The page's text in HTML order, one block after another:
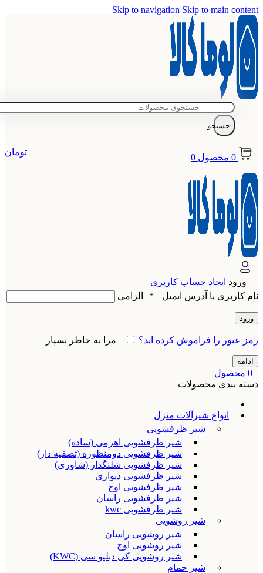
Skip to navigation Skip to main content
جستجو
0 محصول 0
تومان
ورود ایجاد حساب کاربری
نام کاربری یا آدرس ایمیل
* الزامی
ورود
رمز عبور را فراموش کرده اید؟ مرا به خاطر بسپار
ادامه
0 محصول
دسته بندی محصولات
انواع شیرآلات منزل
شیر ظرفشویی
شیر ظرفشویی اهرمی (ساده)
شیر ظرفشویی دومنظوره (تصفیه دار)
شیر ظرفشویی شلنگدار (شاوری)
شیر ظرفشویی دیواری
شیر ظرفشویی اوج
شیر ظرفشویی راسان
شیر ظرفشویی kwc
شیر روشویی
شیر روشویی راسان
شیر روشویی اوج
شیر روشویی کی دبلیو سی (KWC)
شیر حمام